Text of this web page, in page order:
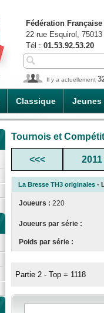
Classique Jeunes
Fédération
22 rue Esquirol,
Tél : 01.53.92.53.20
Il y a actuellement
Tournois et
<<< 2011
La Bresse TH3 originales -
Joueurs : 220
Joueurs par série :
Poids par série :
Partie 2 - Top = 1118